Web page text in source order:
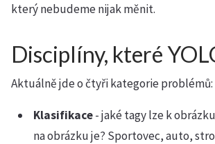
který nebudeme nijak měnit.
Disciplíny, které
Aktuálně jde o čtyři kategorie problémů:
Klasifikace- jaké tagy lze k
na obrázku je? Sportovec, auto,